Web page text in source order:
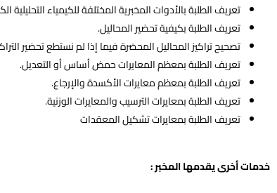
تعريف الطلبة بالأدوات المخبرية المختلفة للكيمياء
تعريف الطلبة بكيفية تحضير المحاليل.
تصحيح تراكيز المحاليل المحضرة فيما إذا لم نستطع تحضير
تعريف الطلبة بمعظم المعايرات حمض أساس أو التعديل.
تعريف الطلبة بمعظم معايرات الأكسدة والإرجاع.
تعريف الطلبة بمعايرات الترسيب والمعايرات الوزنية.
تعريف الطلبة بمعايرات تشكيل المعقدات
خدمات أخرى يقدمها المخبر :